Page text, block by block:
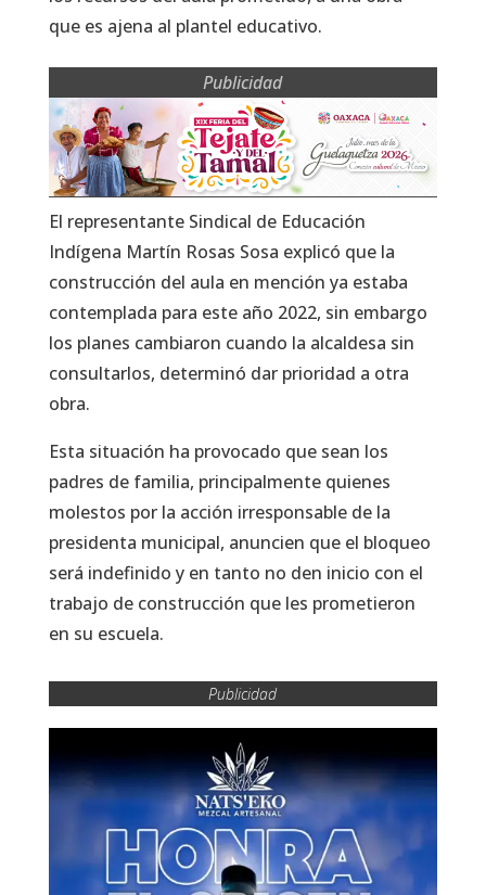
que es ajena al plantel educativo.
Publicidad
El representante Sindical de Educación
Indígena Martín Rosas Sosa explicó que la
construcción del aula en mención ya estaba
contemplada para este año 2022, sin embargo
los planes cambiaron cuando la alcaldesa sin
consultarlos, determinó dar prioridad a otra
obra.
Esta situación ha provocado que sean los
padres de familia, principalmente quienes
molestos por la acción irresponsable de la
presidenta municipal, anuncien que el bloqueo
será indefinido y en tanto no den inicio con el
trabajo de construcción que les prometieron
en su escuela.
Publicidad